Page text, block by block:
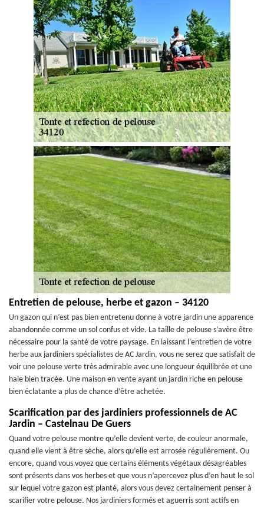
Entretien de pelouse, herbe et gazon – 34120
Un gazon qui n’est pas bien entretenu donne à votre jardin une apparence
abandonnée comme un sol confus et vide. La taille de pelouse s’avère être
nécessaire pour la santé de votre paysage. En laissant l’entretien de votre
herbe aux jardiniers spécialistes de AC Jardin, vous ne serez que satisfait de
voir une pelouse verte très admirable avec une longueur équilibrée et une
haie bien tracée. Une maison en vente ayant un jardin riche en pelouse
bien éclatante a plus de chance d’être achetée.
Scarification par des jardiniers professionnels de AC
Jardin – Castelnau De Guers
Quand votre pelouse montre qu’elle devient verte, de couleur anormale,
quand elle vient à être sèche, alors qu’elle est arrosée régulièrement. Ou
encore, quand vous voyez que certains éléments végétaux désagréables
sont présents dans vos herbes et que vous n’apercevez plus d’en haut le sol
sur lequel votre gazon est planté, alors vous devez certainement penser à
scarifier votre pelouse. Nos jardiniers formés et aguerris sont actifs en